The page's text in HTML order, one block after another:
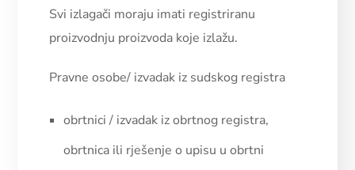
Svi izlagači moraju imati registriranu
proizvodnju proizvoda koje izlažu.
Pravne osobe/ izvadak iz sudskog registra
obrtnici / izvadak iz obrtnog registra,
obrtnica ili rješenje o upisu u obrtni